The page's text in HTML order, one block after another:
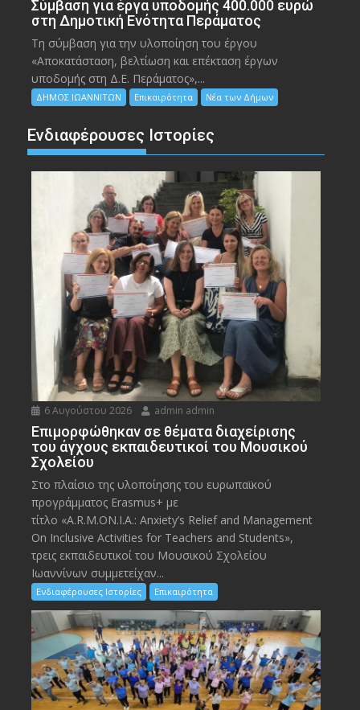
Σύμβαση για έργα υποδομής 400.000 ευρώ
στη Δημοτική Ενότητα Περάματος
Τη σύμβαση για την υλοποίηση του έργου
«Αποκατάσταση, βελτίωση και επέκταση έργων
υποδομής στη Δ.Ε. Περάματος»,...
ΔΗΜΟΣ ΙΩΑΝΝΙΤΩΝ Επικαιρότητα Νέα των Δήμων
Ενδιαφέρουσες Ιστορίες
6 Αυγούστου 2026 admin admin
Eπιμορφώθηκαν σε θέματα διαχείρισης
του άγχους εκπαιδευτικοί του Μουσικού
Σχολείου
Στο πλαίσιο της υλοποίησης του ευρωπαϊκού
προγράμματος Erasmus+ με
τίτλο «A.R.M.ON.I.A.: Anxiety’s Relief and Management
On Inclusive Activities for Teachers and Students»,
τρεις εκπαιδευτικοί του Μουσικού Σχολείου
Ιωαννίνων συμμετείχαν...
Ενδιαφέρουσες Ιστορίες Επικαιρότητα